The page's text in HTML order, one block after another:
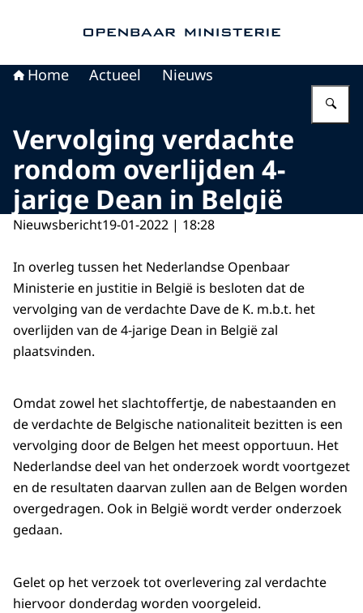
Home Actueel Nieuws
Vervolging verdachte
rondom overlijden 4-
jarige Dean in België
Nieuwsbericht19-01-2022 | 18:28
In overleg tussen het Nederlandse Openbaar
Ministerie en justitie in België is besloten dat de
vervolging van de verdachte Dave de K. m.b.t. het
overlijden van de 4-jarige Dean in België zal
plaatsvinden.
Omdat zowel het slachtoffertje, de nabestaanden en
de verdachte de Belgische nationaliteit bezitten is een
vervolging door de Belgen het meest opportuun. Het
Nederlandse deel van het onderzoek wordt voortgezet
en de resultaten daarvan zullen aan de Belgen worden
overgedragen. Ook in België wordt verder onderzoek
gedaan.
Gelet op het verzoek tot overlevering zal verdachte
hiervoor donderdag worden voorgeleid.